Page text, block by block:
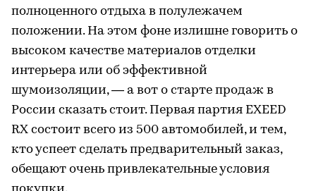
полноценного отдыха в полулежачем
положении. На этом фоне излишне говорить о
высоком качестве материалов отделки
интерьера или об эффективной
шумоизоляции, — а вот о старте продаж в
России сказать стоит. Первая партия EXEED
RX состоит всего из 500 автомобилей, и тем,
кто успеет сделать предварительный заказ,
обещают очень привлекательные условия